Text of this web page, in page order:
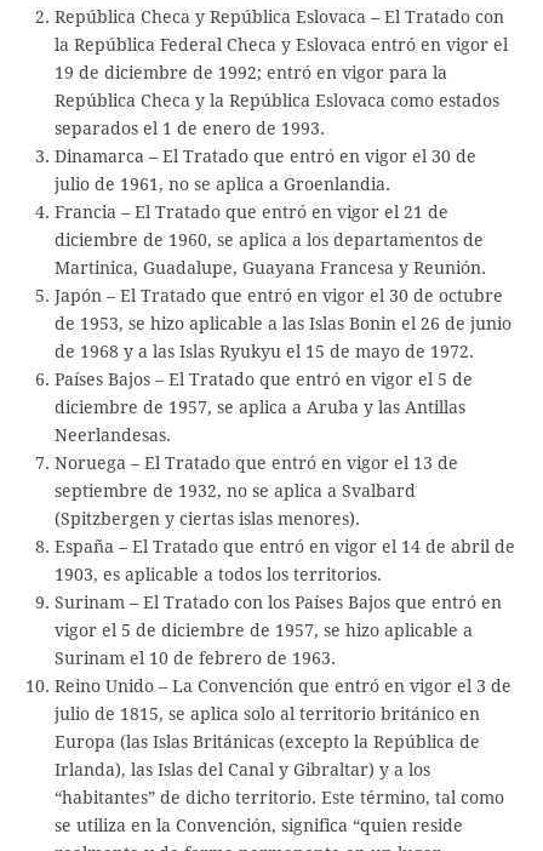
República Checa y República Eslovaca – El Tratado con
la República Federal Checa y Eslovaca entró en vigor el
19 de diciembre de 1992; entró en vigor para la
República Checa y la República Eslovaca como estados
separados el 1 de enero de 1993.
Dinamarca – El Tratado que entró en vigor el 30 de
julio de 1961, no se aplica a Groenlandia.
Francia – El Tratado que entró en vigor el 21 de
diciembre de 1960, se aplica a los departamentos de
Martinica, Guadalupe, Guayana Francesa y Reunión.
Japón – El Tratado que entró en vigor el 30 de octubre
de 1953, se hizo aplicable a las Islas Bonin el 26 de junio
de 1968 y a las Islas Ryukyu el 15 de mayo de 1972.
Países Bajos – El Tratado que entró en vigor el 5 de
diciembre de 1957, se aplica a Aruba y las Antillas
Neerlandesas.
Noruega – El Tratado que entró en vigor el 13 de
septiembre de 1932, no se aplica a Svalbard
(Spitzbergen y ciertas islas menores).
España – El Tratado que entró en vigor el 14 de abril de
1903, es aplicable a todos los territorios.
Surinam – El Tratado con los Países Bajos que entró en
vigor el 5 de diciembre de 1957, se hizo aplicable a
Surinam el 10 de febrero de 1963.
Reino Unido – La Convención que entró en vigor el 3 de
julio de 1815, se aplica solo al territorio británico en
Europa (las Islas Británicas (excepto la República de
Irlanda), las Islas del Canal y Gibraltar) y a los
“habitantes” de dicho territorio. Este término, tal como
se utiliza en la Convención, significa “quien reside